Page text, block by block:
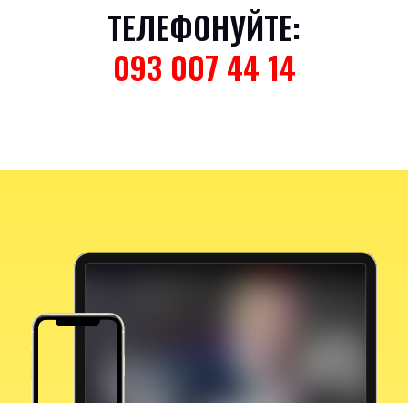
ТЕЛЕФОНУЙТЕ:
093 007 44 14